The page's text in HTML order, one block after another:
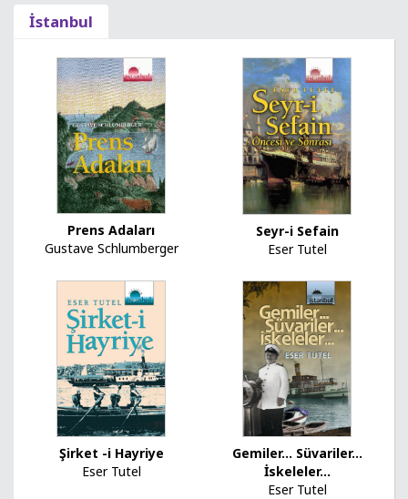
İstanbul
Prens Adaları
Gustave Schlumberger
Seyr-i Sefain
Eser Tutel
Şirket -i Hayriye
Eser Tutel
Gemiler... Süvariler...
İskeleler...
Eser Tutel